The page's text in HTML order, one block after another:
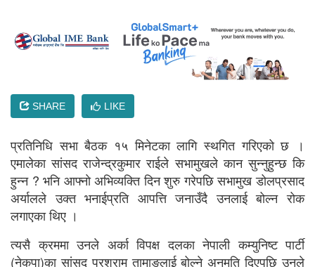
SHARE LIKE
प्रतिनिधि सभा बैठक १५ मिनेटका लागि स्थगित गरिएको छ ।
एमालेका सांसद राजेन्द्रकुमार राईले सभामुखले कान सुन्नुहुन्छ कि
हुन्न ? भनि आफ्नाे अभिव्यक्ति दिन शुरु गरेपछि सभामुख डोलप्रसाद
अर्यालले उक्त भनाईप्रति आपत्ति जनाउँदै उनलाई बोल्न रोक
लगाएका थिए ।
त्यसै क्रममा उनले अर्का विपक्ष दलका नेपाली कम्युनिष्ट पार्टी
(नेकपा)का सांसद परशुराम तामाङलाई बोल्ने अनुमति दिएपछि उनले